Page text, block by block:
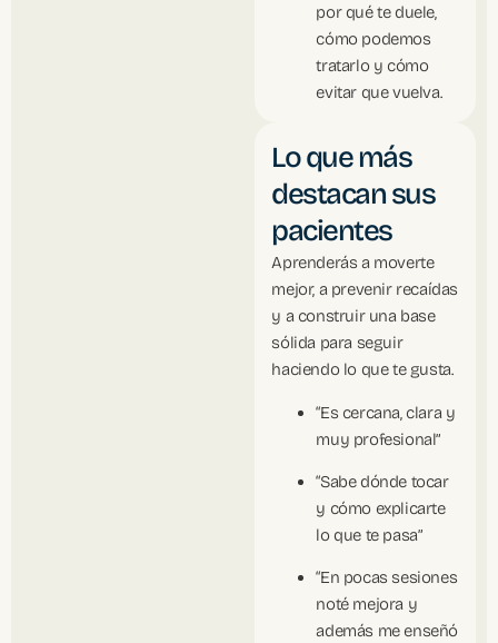
por qué te duele,
cómo podemos
tratarlo y cómo
evitar que vuelva.
Lo que más
destacan sus
pacientes
Aprenderás a moverte
mejor, a prevenir recaídas
y a construir una base
sólida para seguir
haciendo lo que te gusta.
“Es cercana, clara y
muy profesional”
“Sabe dónde tocar
y cómo explicarte
lo que te pasa”
“En pocas sesiones
noté mejora y
además me enseñó